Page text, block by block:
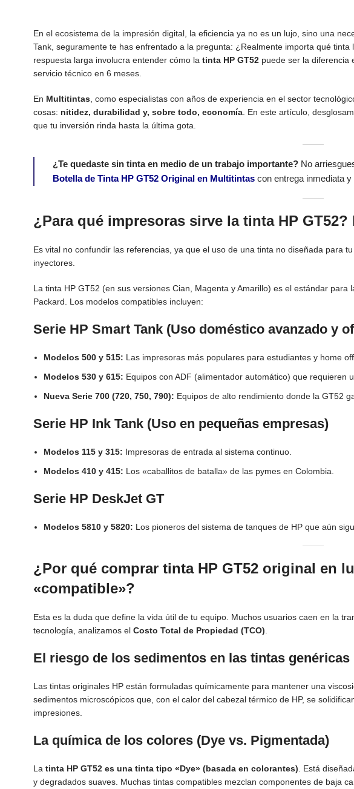
En el ecosistema de la impresión digital, la eficiencia ya no es un lujo, sino una
Tank, seguramente te has enfrentado a la pregunta: ¿Realmente importa qué
respuesta larga involucra entender cómo latinta HP GT52 puede ser la diferencia
servicio técnico en 6 meses.
En Multitintas , como especialistas con años de experiencia en el sector
cosas: nitidez, durabilidad y, sobre todo, economía . En este artículo,
que tu inversión rinda hasta la última gota.
¿Te quedaste sin tinta en medio de un trabajo importante? No
Botella de Tinta HP GT52 Original en Multitintas con entrega inmediata y
¿Para qué impresoras sirve la tinta HP
Es vital no confundir las referencias, ya que el uso de una tinta no diseñada para
inyectores.
La tinta HP GT52 (en sus versiones Cian, Magenta y Amarillo) es el estándar
Packard. Los modelos compatibles incluyen:
Serie HP Smart Tank (Uso doméstico avanzado y
Modelos 500 y 515: Las impresoras más populares para estudiantes y home
Modelos 530 y 615: Equipos con ADF (alimentador automático) que requieren
Nueva Serie 700 (720, 750, 790): Equipos de alto rendimiento donde la GT52
Serie HP Ink Tank (Uso en pequeñas empresas)
Modelos 115 y 315: Impresoras de entrada al sistema continuo.
Modelos 410 y 415: Los «caballitos de batalla» de las pymes en Colombia.
Serie HP DeskJet GT
Modelos 5810 y 5820: Los pioneros del sistema de tanques de HP que aún
¿Por qué comprar tinta HP GT52 original en
«compatible»?
Esta es la duda que define la vida útil de tu equipo. Muchos usuarios caen en la
tecnología, analizamos elCosto Total de Propiedad (TCO)
El riesgo de los sedimentos en las tintas genéricas
Las tintas originales HP están formuladas químicamente para mantener una
sedimentos microscópicos que, con el calor del cabezal térmico de HP, se
impresiones.
La química de los colores (Dye vs. Pigmentada)
Latinta HP GT52 es una tinta tipo «Dye» (basada en colorantes) . Está
y degradados suaves. Muchas tintas compatibles mezclan componentes de baja